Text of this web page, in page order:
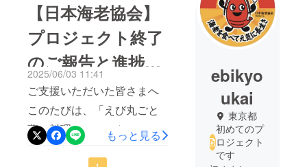
【日本海老協会】
プロジェクト終了
のご報告と進捗に
ついて
2025/06/03 11:41
ご支援いただいた皆さまへ
このたびは、「えび丸ごと
夢の料理コンテスト2025」
クラウドファンディングに
もっと見る
ebikyo
ukai
東京都
初めてのプ
ロジェクト
です